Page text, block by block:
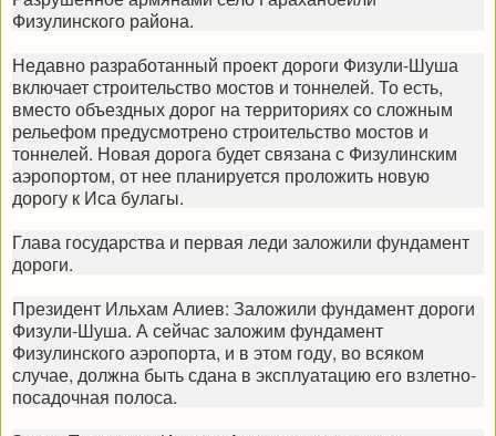
Физулинского района.
Недавно разработанный проект дороги Физули-Шуша
включает строительство мостов и тоннелей. То есть,
вместо объездных дорог на территориях со сложным
рельефом предусмотрено строительство мостов и
тоннелей. Новая дорога будет связана с Физулинским
аэропортом, от нее планируется проложить новую
дорогу к Иса булагы.
Глава государства и первая леди заложили фундамент
дороги.
Президент Ильхам Алиев: Заложили фундамент дороги
Физули-Шуша. А сейчас заложим фундамент
Физулинского аэропорта, и в этом году, во всяком
случае, должна быть сдана в эксплуатацию его взлетно-
посадочная полоса.